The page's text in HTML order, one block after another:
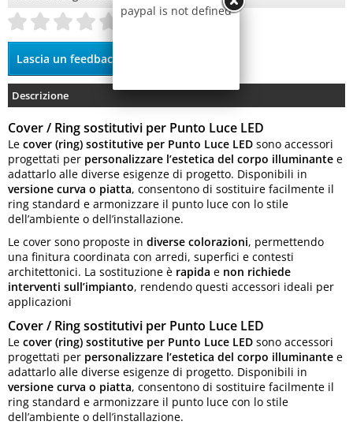
Descrizione
Cover / Ring sostitutivi per Punto Luce LED
Le cover (ring) sostitutive per Punto Luce LED sono accessori
progettati per personalizzare l’estetica del corpo illuminante e
adattarlo alle diverse esigenze di progetto. Disponibili in
versione curva o piatta, consentono di sostituire facilmente il
ring standard e armonizzare il punto luce con lo stile
dell’ambiente o dell’installazione.
Le cover sono proposte in diverse colorazioni, permettendo
una finitura coordinata con arredi, superfici e contesti
architettonici. La sostituzione è rapida e non richiede
interventi sull’impianto, rendendo questi accessori ideali per
applicazioni
Cover / Ring sostitutivi per Punto Luce LED
Le cover (ring) sostitutive per Punto Luce LED sono accessori
progettati per personalizzare l’estetica del corpo illuminante e
adattarlo alle diverse esigenze di progetto. Disponibili in
versione curva o piatta, consentono di sostituire facilmente il
ring standard e armonizzare il punto luce con lo stile
dell’ambiente o dell’installazione.
paypal is not defined